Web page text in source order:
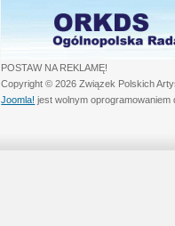
POSTAW NA REKLAMĘ!
Copyright © 2026 Związek Polskich
Joomla! jest wolnym